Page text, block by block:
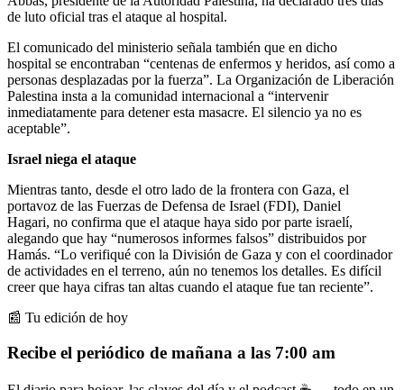
de luto oficial tras el ataque al hospital.
El comunicado del ministerio señala también que en dicho
hospital se encontraban “centenas de enfermos y heridos, así como a
personas desplazadas por la fuerza”. La Organización de Liberación
Palestina insta a la comunidad internacional a “intervenir
inmediatamente para detener esta masacre. El silencio ya no es
aceptable”.
Israel niega el ataque
Mientras tanto, desde el otro lado de la frontera con Gaza, el
portavoz de las Fuerzas de Defensa de Israel (FDI), Daniel
Hagari, no confirma que el ataque haya sido por parte israelí,
alegando que hay “numerosos informes falsos” distribuidos por
Hamás. “Lo verifiqué con la División de Gaza y con el coordinador
de actividades en el terreno, aún no tenemos los detalles. Es difícil
creer que haya cifras tan altas cuando el ataque fue tan reciente”.
📰 Tu edición de hoy
Recibe el periódico de mañana a las 7:00 am